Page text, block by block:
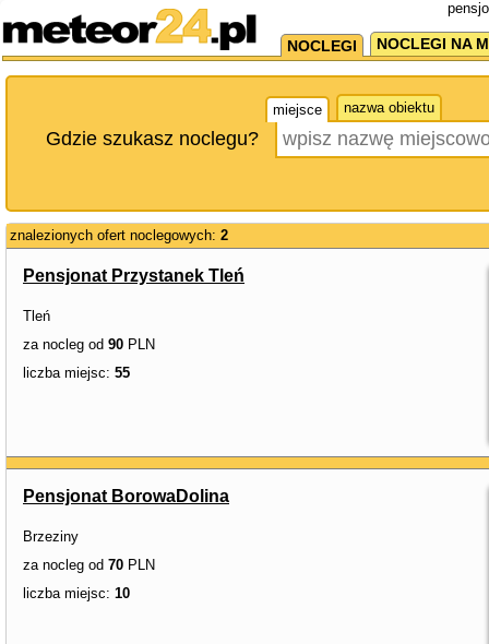
NOCLEGI NOCLEGI NA
miejsce nazwa obiektu
Gdzie szukasz noclegu?
znalezionych ofert noclegowych: 2
Pensjonat Przystanek Tleń
Tleń
za nocleg od 90 PLN
liczba miejsc: 55
Pensjonat BorowaDolina
Brzeziny
za nocleg od 70 PLN
liczba miejsc: 10